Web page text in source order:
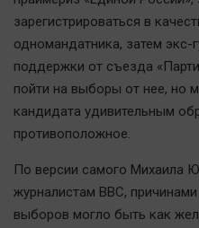
зарегистрироваться в
одномандатника, затем экс-
поддержки от съезда
пойти на выборы от нее, но
кандидата удивительным
противоположное.
По версии самого Михаила
журналистам ВВС,
выборов могло быть как